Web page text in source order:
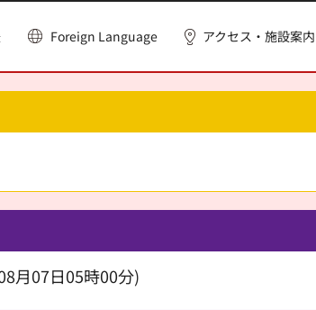
Foreign Language アクセス・施設案内
月07日05時00分)